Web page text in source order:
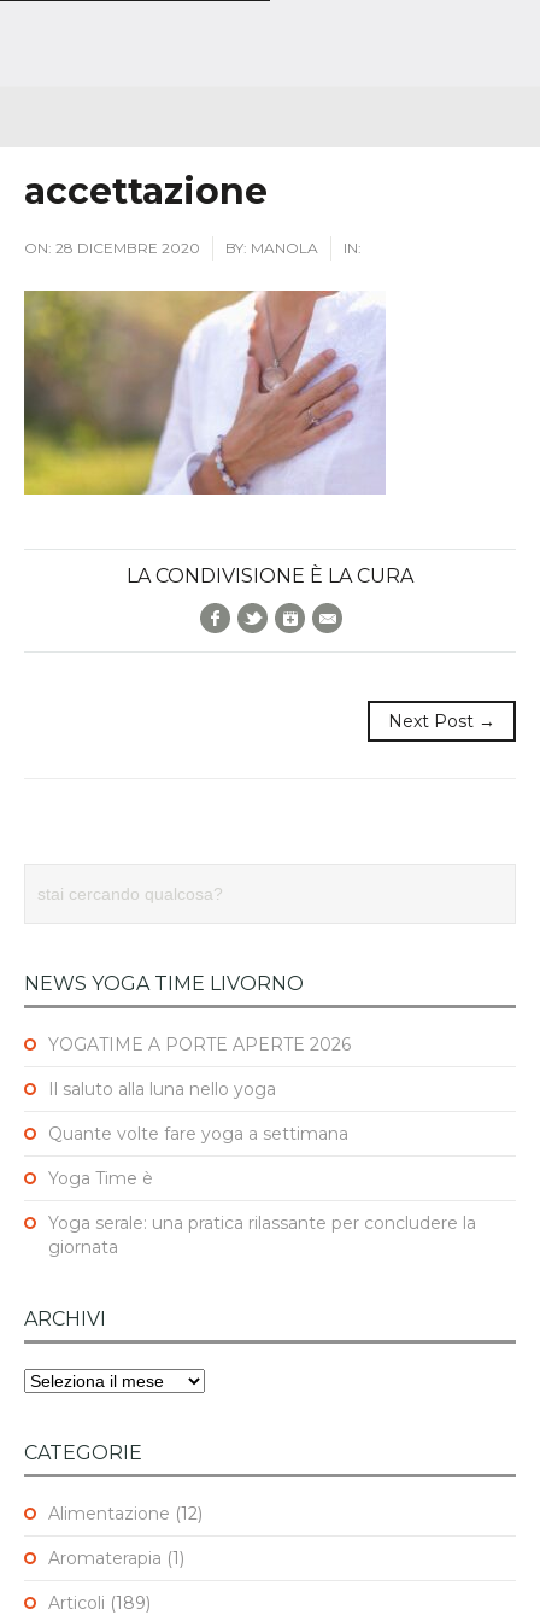
accettazione
ON: 28 DICEMBRE 2020 BY: MANOLA IN:
LA CONDIVISIONE È LA CURA
Facebook
TwitterGoogle+
Next Post →
NEWS YOGA TIME LIVORNO
YOGATIME A PORTE APERTE 2026
Il saluto alla luna nello yoga
Quante volte fare yoga a settimana
Yoga Time è
Yoga serale: una pratica rilassante per concludere la
giornata
ARCHIVI
Archivi
CATEGORIE
Alimentazione (12)
Aromaterapia (1)
Articoli (189)